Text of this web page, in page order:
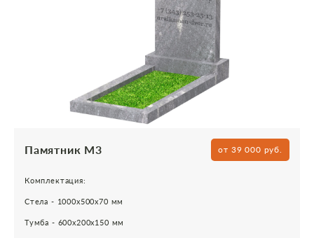
Памятник М3 от 39 000 руб.
Комплектация:
Стела - 1000х500х70 мм
Тумба - 600х200х150 мм